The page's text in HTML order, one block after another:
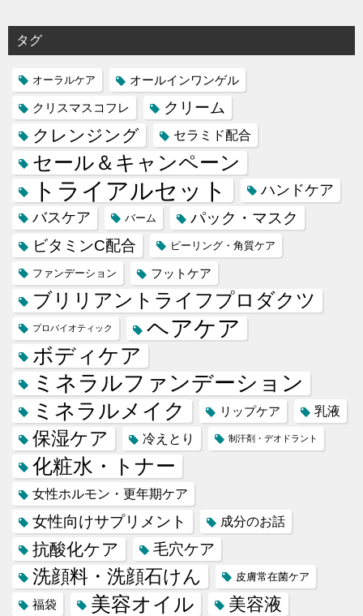
タグ
オーラルケア
オールインワンゲル
クリスマスコフレ
クリーム
クレンジング セラミド配合
セール＆キャンペーン
トライアルセット
ハンドケア
バスケア
バーム
パック・マスク
ビタミンC配合
ピーリング・角質ケア
ファンデーション フットケア
ブリリアントライフプロダクツ
プロバイオティック ヘアケア
ボディケア
ミネラルファンデーション
ミネラルメイク リップケア 乳液
保湿ケア 冷えとり 制汗剤・デオドラント
化粧水・トナー
女性ホルモン・更年期ケア
女性向けサプリメント 成分のお話
抗酸化ケア 毛穴ケア
洗顔料・洗顔石けん 皮膚常在菌ケア
福袋 美容オイル 美容液